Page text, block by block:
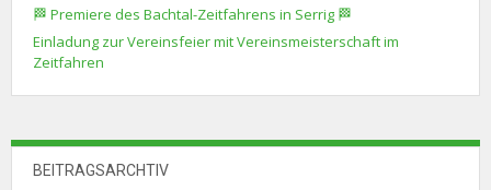
🏁 Premiere des Bachtal-Zeitfahrens in Serrig 🏁
Einladung zur Vereinsfeier mit Vereinsmeisterschaft im
Zeitfahren
BEITRAGSARCHTIV